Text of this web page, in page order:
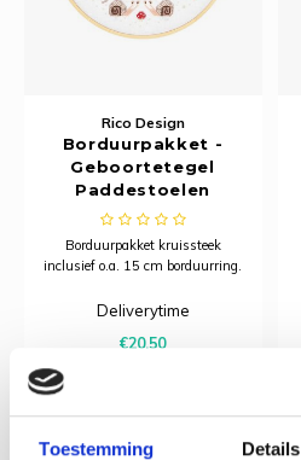
Toestemming Details
Rico Design
Borduurpakket -
Geboortetegel
Paddestoelen
Borduurpakket kruissteek
inclusief o.a. 15 cm borduurring.
Deliverytime
€20,50